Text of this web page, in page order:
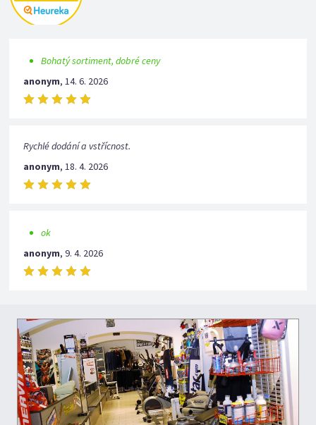
Bohatý sortiment, dobré ceny
anonym,14. 6. 2026
Rychlé dodání a vstřícnost.
anonym,18. 4. 2026
ok
anonym,9. 4. 2026